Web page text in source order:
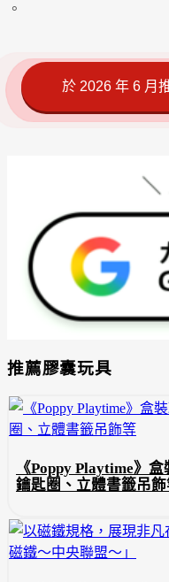
。
於 2026 年 6 月
推薦膠囊玩具
《Poppy Playtime》
鑰匙圈、立體書籤吊